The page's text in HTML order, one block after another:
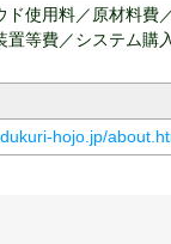
ド使用料／原材料費
置等費／システム購
hojo.jp/